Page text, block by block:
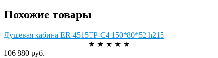
Похожие товары
Душевая кабина ER-4515TP-C4 150*80*52 h215
★ ★ ★ ★ ★
106 880 руб.